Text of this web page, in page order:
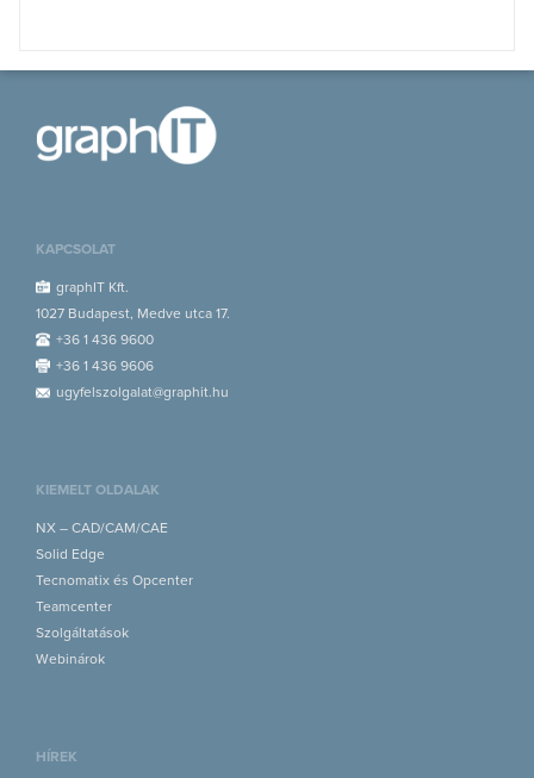
KAPCSOLAT
graphIT Kft.
1027 Budapest, Medve utca 17.
+36 1 436 9600
+36 1 436 9606
ugyfelszolgalat@graphit.hu
KIEMELT OLDALAK
NX – CAD/CAM/CAE
Solid Edge
Tecnomatix és Opcenter
Teamcenter
Szolgáltatások
Webinárok
HÍREK